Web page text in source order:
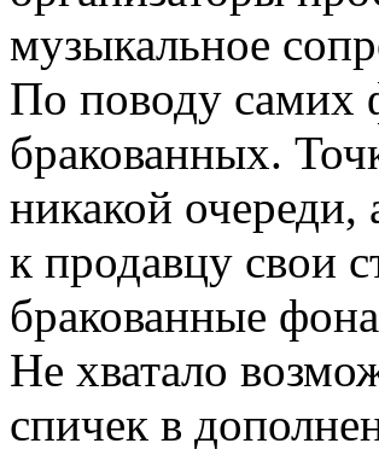
музыкальное
По поводу самих
бракованных.
никакой очереди,
к продавцу свои
бракованные
Не хватало
спичек в